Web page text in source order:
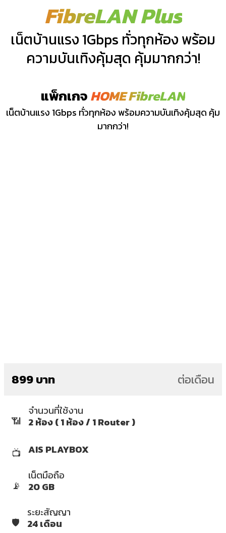
FibreLAN Plus
เน็ตบ้านแรง 1Gbps ทั่วทุกห้อง พร้อม
ความบันเทิงคุ้มสุด คุ้มมากกว่า!
แพ็กเกจHOME FibreLAN
เน็ตบ้านแรง 1Gbps ทั่วทุกห้อง พร้อมความบันเทิงคุ้มสุด คุ้ม
มากกว่า!
899 บาท ต่อเดือน
📶
จำนวนที่ใช้งาน
2 ห้อง ( 1 ห้อง / 1 Router )
📺 AIS PLAYBOX
📡
เน็ตมือถือ
20 GB
🛡️
ระยะสัญญา
24 เดือน